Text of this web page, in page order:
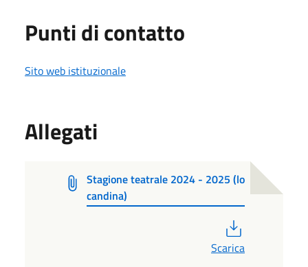
Punti di contatto
Sito web istituzionale
Allegati
Stagione teatrale 2024 - 2025 (lo
candina)
Scarica